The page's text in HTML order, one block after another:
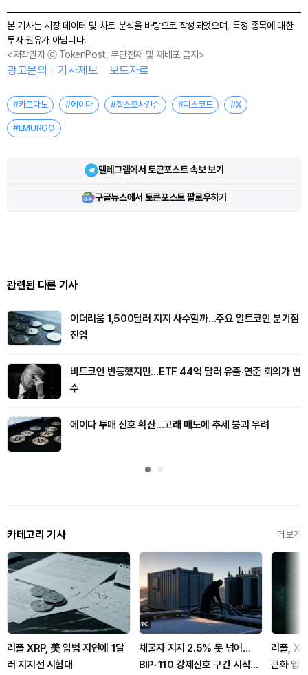
본 기사는 시장 데이터 및 차트 분석을 바탕으로 작성되었으며, 특정 종목에 대한
투자 권유가 아닙니다.
<저작권자 ⓒ TokenPost, 무단전재 및 재배포 금지>
광고문의 기사제보 보도자료
#카르다노 #에이다 #찰스호사킨슨 #디스코드 #X
#EMURGO
텔레그램에서 토큰포스트 속보 보기
구글뉴스에서 토큰포스트 팔로우하기
관련된 다른 기사
이더리움 1,500달러 지지 사수할까…주요 알트코인 분기점
진입
비트코인 반등했지만…ETF 44억 달러 유출·연준 회의가 변
수
에이다 투매 신호 확산…고래 매도에 추세 붕괴 우려
카테고리 기사 더보기
리플 XRP, 美 입법 지연에 1달
러 지지선 시험대
채굴자 지지 2.5% 못 넘어…
BIP-110 강제신호 구간 시작됐
리플,
큰화 업